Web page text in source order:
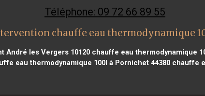
Téléphone: 09 72 66 89 55
chauffe eau thermodynamique
André les Vergers 10120 chauffe eau thermodynamique
eau thermodynamique 100l à Pornichet 44380 chauffe